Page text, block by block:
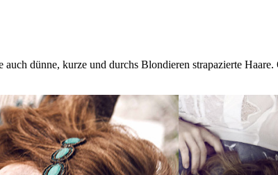
dünne, kurze und durchs Blondieren strapazierte